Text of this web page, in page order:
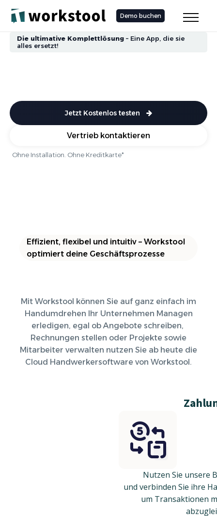
Demo buchen
Die ultimative Komplettlösung – Eine App, die sie
alles ersetzt!
Jetzt Kostenlos testen
Vertrieb kontaktieren
Ohne Installation. Ohne Kreditkarte*
Effizient, flexibel und intuitiv – Workstool
optimiert deine Geschäftsprozesse
Mit Workstool können Sie auf ganz einfach im
Handumdrehen Ihr Unternehmen Managen
erledigen, egal ob Angebote schreiben,
Rechnungen stellen oder Projekte sowie
Mitarbeiter verwalten nutzen Sie ab heute die
Cloud Handwerkersoftware von Workstool.
Nutzen Sie unsere
und verbinden Sie ihre
um Transaktionen